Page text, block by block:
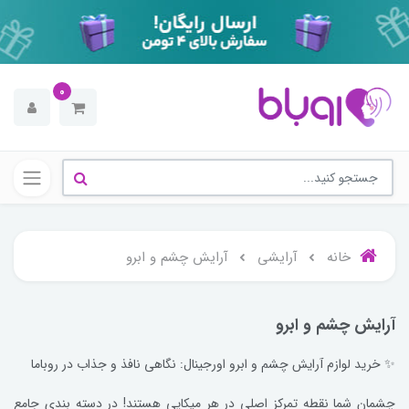
0
خانه آرایشی آرایش چشم و ابرو
آرایش چشم و ابرو
✨ خرید لوازم آرایش چشم و ابرو اورجینال: نگاهی نافذ و جذاب در روباما
چشمان شما نقطه تمرکز اصلی در هر میکاپی هستند! در دسته بندی جامع